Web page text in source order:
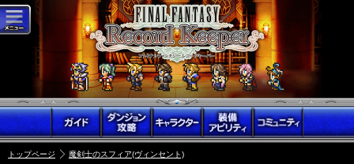
トップページ 魔剣士のスフィア(ヴィンセント)